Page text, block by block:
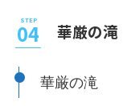
華厳の滝
華厳の滝